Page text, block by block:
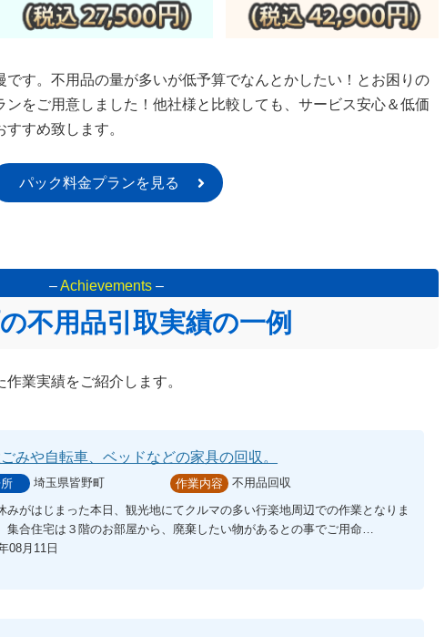
す。不用品の量が多いが低予算でなんとかしたい！とお困りの
をご用意しました！他社様と比較しても、サービス安心＆低価
すめ致します。
パック料金プランを見る
–Achievements –
不用品引取実績の一例
業実績をご紹介します。
みや自転車、ベッドなどの家具の回収。
埼玉県皆野町 作業内容 不用品回収
みがはじまった本日、観光地にてクルマの多い行楽地周辺での作業となりま
集合住宅は３階のお部屋から、廃棄したい物があるとの事でご用命…
08月11日